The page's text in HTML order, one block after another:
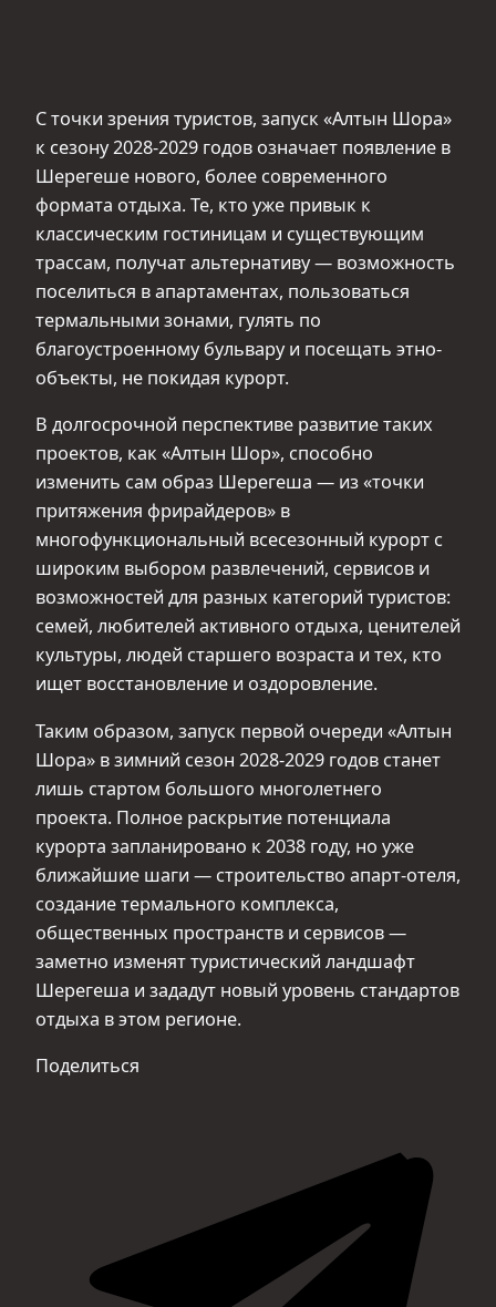
С точки зрения туристов, запуск «Алтын Шора»
к сезону 2028-2029 годов означает появление в
Шерегеше нового, более современного
формата отдыха. Те, кто уже привык к
классическим гостиницам и существующим
трассам, получат альтернативу — возможность
поселиться в апартаментах, пользоваться
термальными зонами, гулять по
благоустроенному бульвару и посещать этно-
объекты, не покидая курорт.
В долгосрочной перспективе развитие таких
проектов, как «Алтын Шор», способно
изменить сам образ Шерегеша — из «точки
притяжения фрирайдеров» в
многофункциональный всесезонный курорт с
широким выбором развлечений, сервисов и
возможностей для разных категорий туристов:
семей, любителей активного отдыха, ценителей
культуры, людей старшего возраста и тех, кто
ищет восстановление и оздоровление.
Таким образом, запуск первой очереди «Алтын
Шора» в зимний сезон 2028-2029 годов станет
лишь стартом большого многолетнего
проекта. Полное раскрытие потенциала
курорта запланировано к 2038 году, но уже
ближайшие шаги — строительство апарт-отеля,
создание термального комплекса,
общественных пространств и сервисов —
заметно изменят туристический ландшафт
Шерегеша и зададут новый уровень стандартов
отдыха в этом регионе.
Поделиться